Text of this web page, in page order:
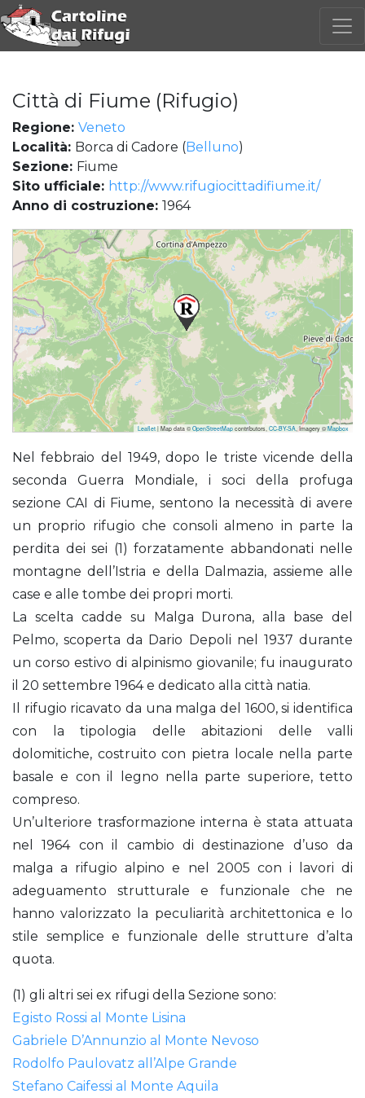
Città di Fiume (Rifugio)
Regione: Veneto
Località: Borca di Cadore (Belluno)
Sezione: Fiume
Sito ufficiale: http://www.rifugiocittadifiume.it/
Anno di costruzione: 1964
Leaflet | Map data © OpenStreetMap contributors, CC-BY-SA, Imagery © Mapbox
Nel febbraio del 1949, dopo le triste vicende della
seconda Guerra Mondiale, i soci della profuga
sezione CAI di Fiume, sentono la necessità di avere
un proprio rifugio che consoli almeno in parte la
perdita dei sei (1) forzatamente abbandonati nelle
montagne dell’Istria e della Dalmazia, assieme alle
case e alle tombe dei propri morti.
La scelta cadde su Malga Durona, alla base del
Pelmo, scoperta da Dario Depoli nel 1937 durante
un corso estivo di alpinismo giovanile; fu inaugurato
il 20 settembre 1964 e dedicato alla città natia.
Il rifugio ricavato da una malga del 1600, si identifica
con la tipologia delle abitazioni delle valli
dolomitiche, costruito con pietra locale nella parte
basale e con il legno nella parte superiore, tetto
compreso.
Un’ulteriore trasformazione interna è stata attuata
nel 1964 con il cambio di destinazione d’uso da
malga a rifugio alpino e nel 2005 con i lavori di
adeguamento strutturale e funzionale che ne
hanno valorizzato la peculiarità architettonica e lo
stile semplice e funzionale delle strutture d’alta
quota.
(1) gli altri sei ex rifugi della Sezione sono:
Egisto Rossi al Monte Lisina
Gabriele D’Annunzio al Monte Nevoso
Rodolfo Paulovatz all’Alpe Grande
Stefano Caifessi al Monte Aquila